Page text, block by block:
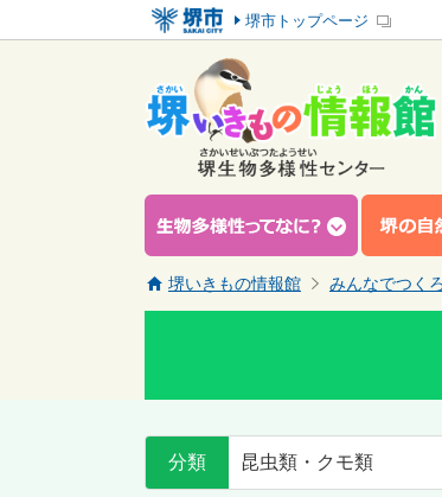
堺市トップページ
堺いきもの情報館 みんなでつく
分類 昆虫類・クモ類